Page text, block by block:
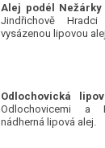
Alej podél
Jindřichově
vysázenou lipovou alej.
Odlochovická
Odlochovicemi a
nádherná lipová alej.